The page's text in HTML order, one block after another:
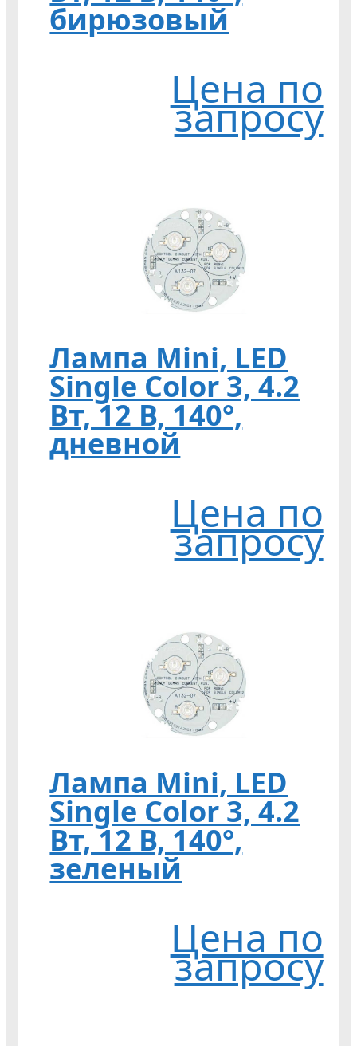
бирюзовый
Цена по
запросу
Лампа Mini, LED
Single Color 3, 4.2
Вт, 12 В, 140°,
дневной
Цена по
запросу
Лампа Mini, LED
Single Color 3, 4.2
Вт, 12 В, 140°,
зеленый
Цена по
запросу